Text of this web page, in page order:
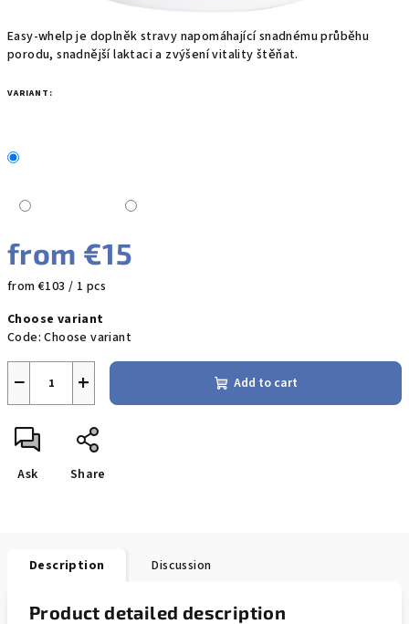
Easy-whelp je doplněk stravy napomáhající snadnému průběhu
porodu, snadnější laktaci a zvýšení vitality štěňat.
VARIANT:
from €15
Measure
from €103 / 1 pcs
Choose variant
Code: Choose variant
+
− Add to cart
Ask Share
Description Discussion
Product detailed description